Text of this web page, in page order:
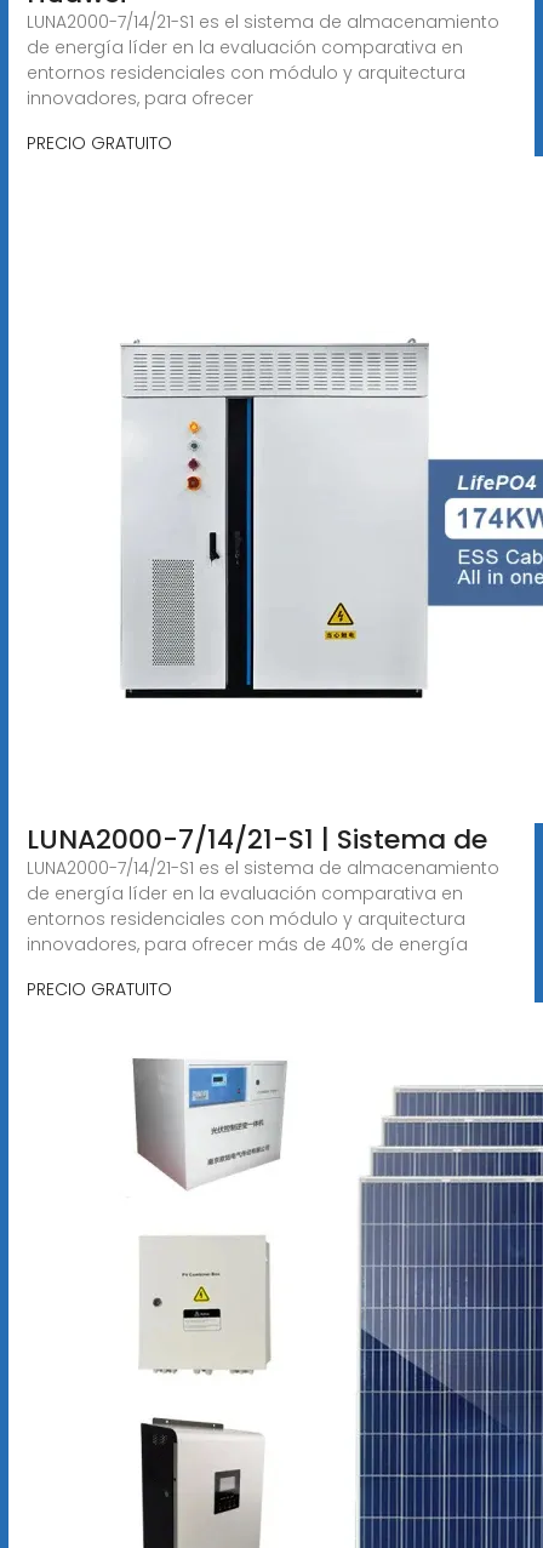
LUNA2000-7/14/21-S1 es el sistema de almacenamiento
de energía líder en la evaluación comparativa en
entornos residenciales con módulo y arquitectura
innovadores, para ofrecer
PRECIO GRATUITO
LUNA2000-7/14/21-S1 | Sistema de
LUNA2000-7/14/21-S1 es el sistema de almacenamiento
de energía líder en la evaluación comparativa en
entornos residenciales con módulo y arquitectura
innovadores, para ofrecer más de 40% de energía
PRECIO GRATUITO